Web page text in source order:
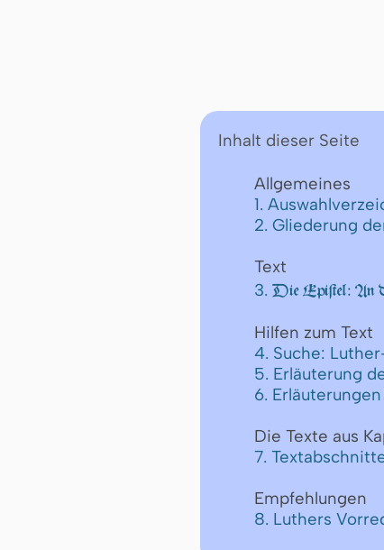
Inhalt dieser Seite
Allgemeines
1.
2. Gliederung
Text
3. Die Epiſtel: An
Hilfen zum Text
4. Suche:
5. Erläuterung
6.
Die Texte aus
7.
Empfehlungen
8. Luthers